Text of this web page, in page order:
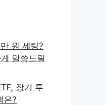
원 세팅?
말씀드릴
장기 투
은?